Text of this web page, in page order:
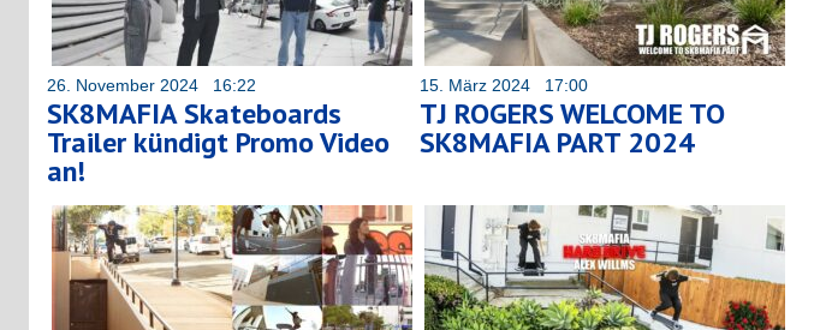
26. November 2024 16:22
SK8MAFIA Skateboards
Trailer kündigt Promo Video
an!
15. März 2024 17:00
TJ ROGERS WELCOME TO
SK8MAFIA PART 2024